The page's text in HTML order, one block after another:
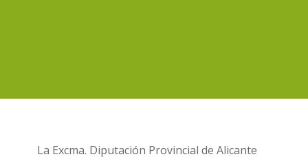
La Excma. Diputación Provincial de Alicante